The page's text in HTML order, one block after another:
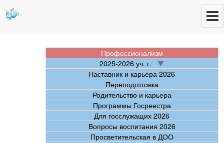
Профессионализм
2025-2026 уч. г.
Наставник и карьера 2026
Переподготовка
Родительство и карьера
Программы Госреестра
Для госслужащих 2026
Вопросы воспитания 2026
Просветительская в ДОО